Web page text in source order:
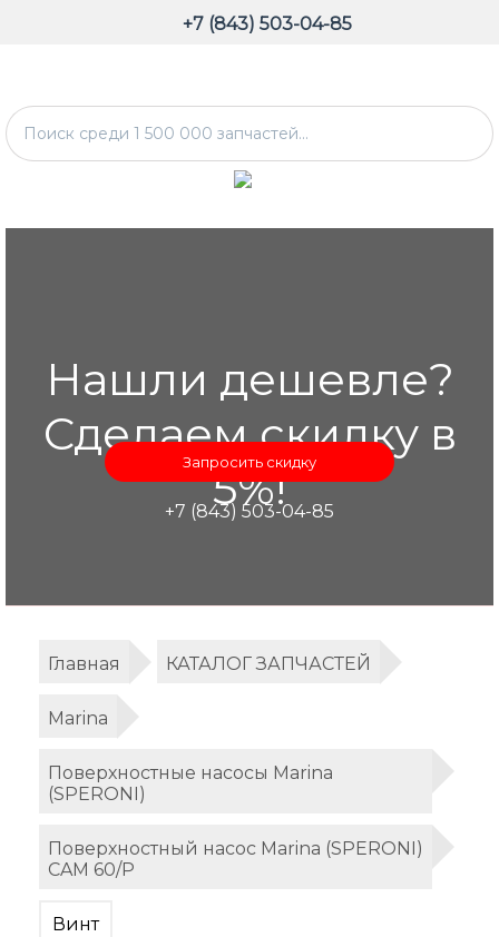
+7 (843) 503-04-85
Нашли дешевле?
Сделаем скидку в
5%!
Запросить скидку
+7 (843) 503-04-85
Главная КАТАЛОГ ЗАПЧАСТЕЙ
Marina
Поверхностные насосы Marina
(SPERONI)
Поверхностный насос Marina (SPERONI)
CAM 60/P
Винт